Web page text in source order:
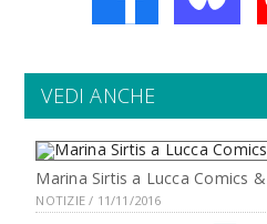
VEDI ANCHE
Marina Sirtis a Lucca Comics
NOTIZIE / 11/11/2016